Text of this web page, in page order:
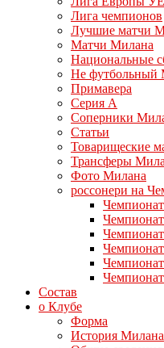
Лига чемпионов
Лучшие матчи
Матчи Милана
Национальные
Не футбольный
Примавера
Серия А
Соперники
Статьи
Товарищеские
Трансферы
Фото Милана
россонери на
Состав
о Клубе
Форма
История Милана